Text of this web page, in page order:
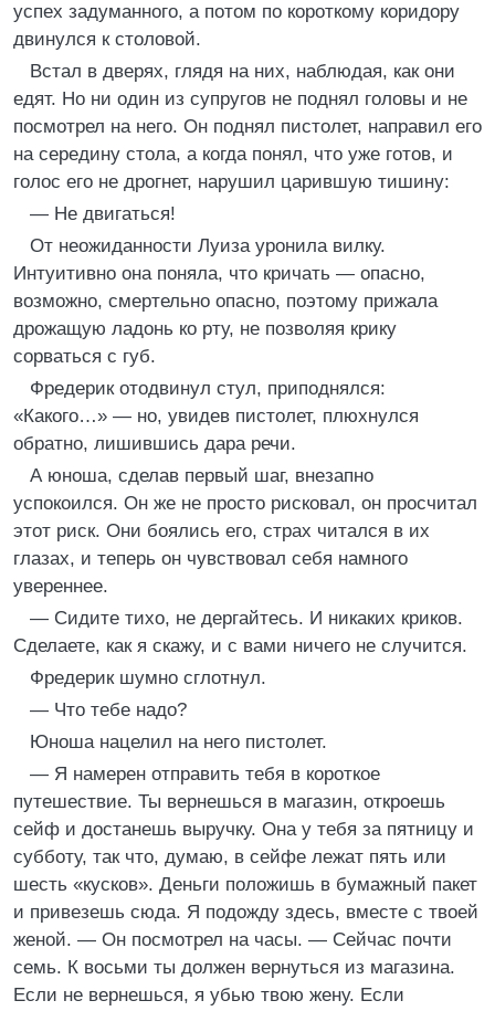
успех задуманного, а потом по короткому коридору
двинулся к столовой.
Встал в дверях, глядя на них, наблюдая, как они
едят. Но ни один из супругов не поднял головы и не
посмотрел на него. Он поднял пистолет, направил его
на середину стола, а когда понял, что уже готов, и
голос его не дрогнет, нарушил царившую тишину:
— Не двигаться!
От неожиданности Луиза уронила вилку.
Интуитивно она поняла, что кричать — опасно,
возможно, смертельно опасно, поэтому прижала
дрожащую ладонь ко рту, не позволяя крику
сорваться с губ.
Фредерик отодвинул стул, приподнялся:
«Какого…» — но, увидев пистолет, плюхнулся
обратно, лишившись дара речи.
А юноша, сделав первый шаг, внезапно
успокоился. Он же не просто рисковал, он просчитал
этот риск. Они боялись его, страх читался в их
глазах, и теперь он чувствовал себя намного
увереннее.
— Сидите тихо, не дергайтесь. И никаких криков.
Сделаете, как я скажу, и с вами ничего не случится.
Фредерик шумно сглотнул.
— Что тебе надо?
Юноша нацелил на него пистолет.
— Я намерен отправить тебя в короткое
путешествие. Ты вернешься в магазин, откроешь
сейф и достанешь выручку. Она у тебя за пятницу и
субботу, так что, думаю, в сейфе лежат пять или
шесть «кусков». Деньги положишь в бумажный пакет
и привезешь сюда. Я подожду здесь, вместе с твоей
женой. — Он посмотрел на часы. — Сейчас почти
семь. К восьми ты должен вернуться из магазина.
Если не вернешься, я убью твою жену. Если